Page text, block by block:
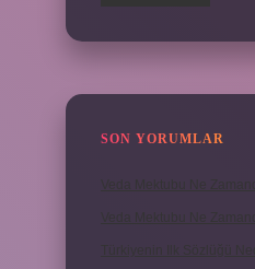
SON YORUMLAR